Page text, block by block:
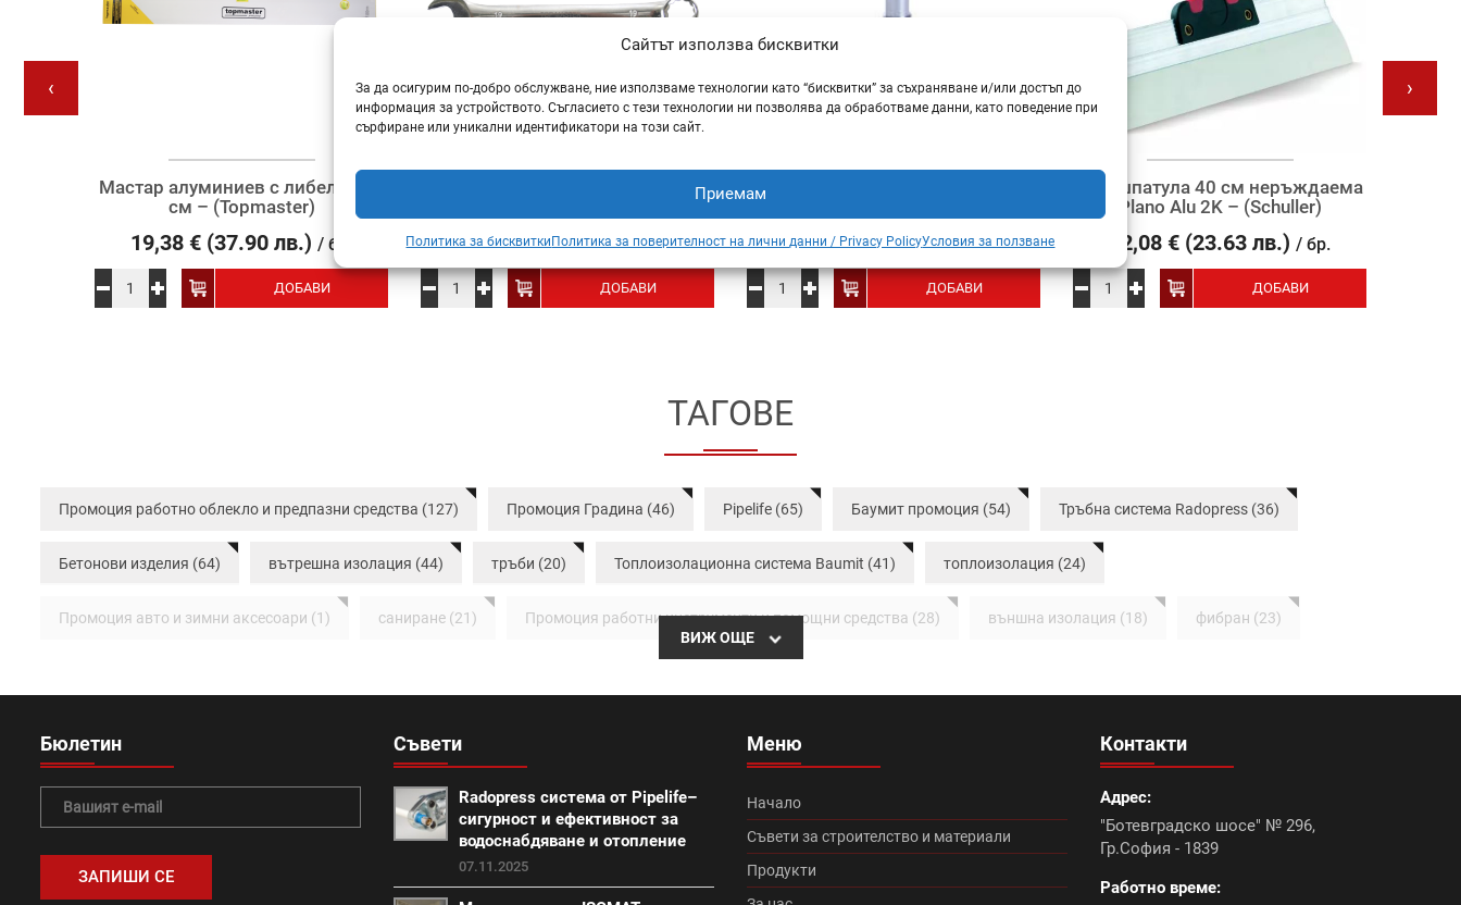
Сайтът използва бисквитки
За да осигурим по-добро обслужване, ние използваме технологии като “бисквитки” за съхраняване и/или достъп до
информация за устройството. Съгласието с тези технологии ни позволява да обработваме данни, като поведение при
сърфиране или уникални идентификатори на този сайт.
Приемам
Политика за бисквиткиПолитика за поверителност на лични данни / Privacy PolicyУсловия за ползване
Мастар алуминиев с либели 150
см – (Topmaster)
19,38 € (37.90 лв.) / бр.
ДОБАВИ
Ключ звездогаечен CR-V 22 мм.
2,54€(4.97 лв.) / бр.
ДОБАВИ
Вложка удължена CR-V 1/2“ / 17
2,20€(4.30 лв.) / бр.
ДОБАВИ
Гипсшпатула 40 см неръждаема
Plano Alu 2K – (Schuller)
12,08 € (23.63 лв.) / бр.
ДОБАВИ
‹ ›
ТАГОВЕ
Промоция работно облекло и предпазни средства (127) Промоция Градина (46) Pipelife (65) Баумит промоция (54) Тръбна система Radopress (36)
Бетонови изделия (64) вътрешна изолация (44) тръби (20) Топлоизолационна система Baumit (41) топлоизолация (24)
Промоция авто и зимни аксесоари (1) саниране (21) Промоция работни инструменти и помощни средства (28) външна изолация (18) фибран (23)
Топлоизолационна система Икономична (0) Континентал плюс (9) Керемиди Тондах промоция (10) Болеро (0)
Констант плюс (6) Акция ТКК с подарък (9) Икономик (9) Промоция лепила (8)
ВИЖ ОЩЕ
Бюлетин Съвети
Radopress система от Pipelife–
сигурност и ефективност за
водоснабдяване и отопление
07.11.2025
Меню
Начало
Съвети за строителство и материали
Продукти
Контакти
Адрес:
"Ботевградско шосе" № 296,
Гр.София - 1839
Работно време: